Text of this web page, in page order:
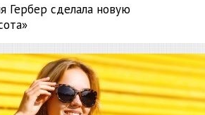
Гербер сделала новую